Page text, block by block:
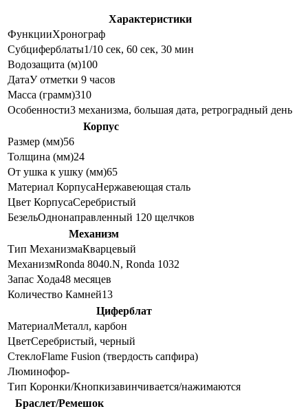
Характеристики
ФункцииХронограф
Субциферблаты1/10 сек, 60 сек, 30 мин
Водозащита (м)100
ДатаУ отметки 9 часов
Масса (грамм)310
Особенности3 механизма, большая дата, ретроградный день
Корпус
Размер (мм)56
Толщина (мм)24
От ушка к ушку (мм)65
Материал КорпусаНержавеющая сталь
Цвет КорпусаСеребристый
БезельОднонаправленный 120 щелчков
Механизм
Тип МеханизмаКварцевый
МеханизмRonda 8040.N, Ronda 1032
Запас Хода48 месяцев
Количество Камней13
Циферблат
МатериалМеталл, карбон
ЦветСеребристый, черный
СтеклоFlame Fusion (твердость сапфира)
Люминофор-
Тип Коронки/Кнопкизавинчивается/нажимаются
Браслет/Ремешок